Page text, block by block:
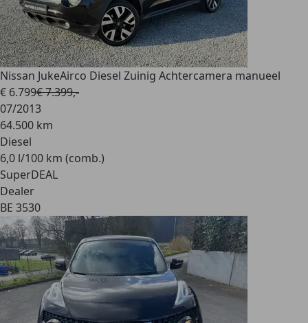
Nissan JukeAirco Diesel Zuinig Achtercamera manueel
€ 6.799€ 7.399,-
07/2013
64.500 km
Diesel
6,0 l/100 km (comb.)
SuperDEAL
Dealer
BE 3530